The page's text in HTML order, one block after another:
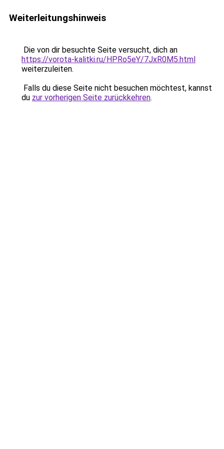
Weiterleitungshinweis
Die von dir besuchte Seite versucht, dich an
https://vorota-kalitki.ru/HPRo5eY/7JxR0M5.html
weiterzuleiten.
Falls du diese Seite nicht besuchen möchtest, kannst
du zur vorherigen Seite zurückkehren.